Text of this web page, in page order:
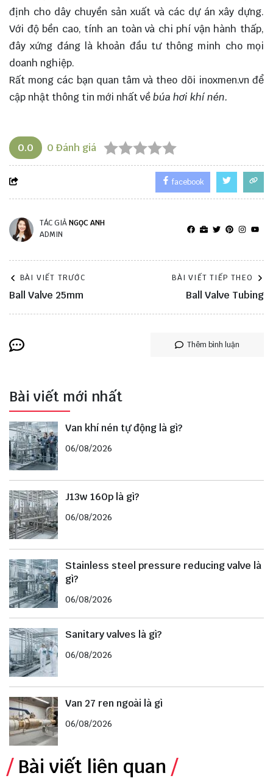
định cho dây chuyền sản xuất và các dự án xây dựng.
Với độ bền cao, tính an toàn và chi phí vận hành thấp,
đây xứng đáng là khoản đầu tư thông minh cho mọi
doanh nghiệp.
Rất mong các bạn quan tâm và theo dõi inoxmen.vn để
cập nhật thông tin mới nhất vềbúa hơi khí nén.
0.0 0 Đánh giá
facebook
TÁC GIẢNGỌC ANH
ADMIN
BÀI VIẾT TRƯỚC
Ball Valve 25mm
BÀI VIẾT TIẾP THEO
Ball Valve Tubing
Thêm bình luận
Bài viết mới nhất
Van khí nén tự động là gì?
06/08/2026
J13w 160p là gì?
06/08/2026
Stainless steel pressure reducing valve là
gì?
06/08/2026
Sanitary valves là gì?
06/08/2026
Van 27 ren ngoài là gì
06/08/2026
Bài viết liên quan